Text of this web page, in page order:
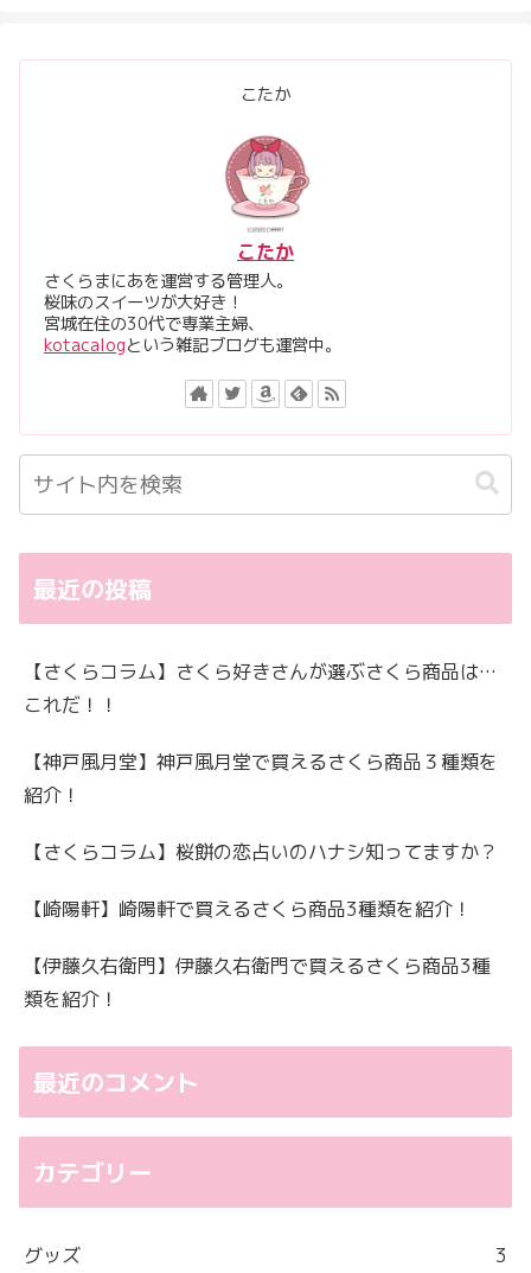
こたか
こたか
さくらまにあを運営する管理人。
桜味のスイーツが大好き！
宮城在住の30代で専業主婦、
kotacalogという雑記ブログも運営中。
最近の投稿
【さくらコラム】さくら好きさんが選ぶさくら商品は…
これだ！！
【神戸風月堂】神戸風月堂で買えるさくら商品３種類を
紹介！
【さくらコラム】桜餅の恋占いのハナシ知ってますか？
【崎陽軒】崎陽軒で買えるさくら商品3種類を紹介！
【伊藤久右衛門】伊藤久右衛門で買えるさくら商品3種
類を紹介！
最近のコメント
カテゴリー
グッズ 3